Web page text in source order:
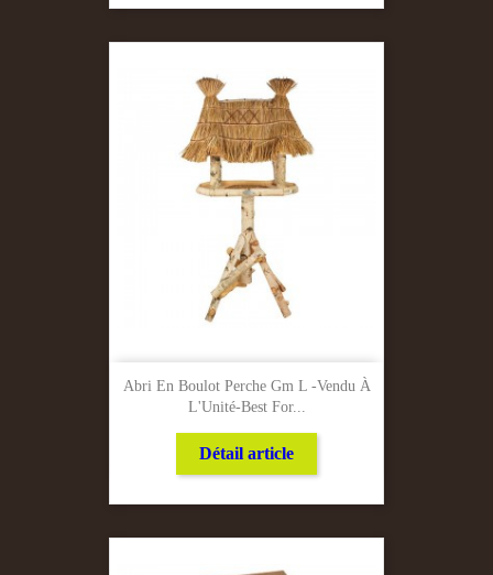
Abri En Boulot Perche Gm L -Vendu À
L'Unité-Best For...
Détail article